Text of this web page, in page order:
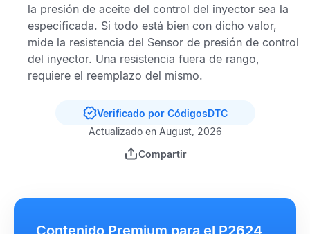
la presión de aceite del control del inyector sea la
especificada. Si todo está bien con dicho valor,
mide la resistencia del Sensor de presión de control
del inyector. Una resistencia fuera de rango,
requiere el reemplazo del mismo.
Verificado por CódigosDTC
Actualizado en August, 2026
Compartir
Contenido Premium para el P2624